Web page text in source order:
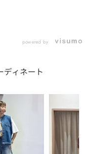
powered by
ディネート